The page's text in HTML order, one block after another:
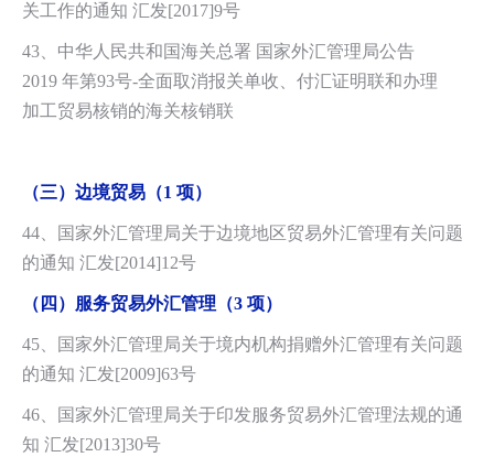
关工作的通知 汇发[2017]9号
43、中华人民共和国海关总署 国家外汇管理局公告
2019 年第93号-全面取消报关单收、付汇证明联和办理
加工贸易核销的海关核销联
（三） 边境贸易（1 项）
44、国家外汇管理局关于边境地区贸易外汇管理有关问题
的通知 汇发[2014]12号
（四）服务贸易外汇管理（3 项）
45、国家外汇管理局关于境内机构捐赠外汇管理有关问题
的通知 汇发[2009]63号
46、国家外汇管理局关于印发服务贸易外汇管理法规的通
知 汇发[2013]30号